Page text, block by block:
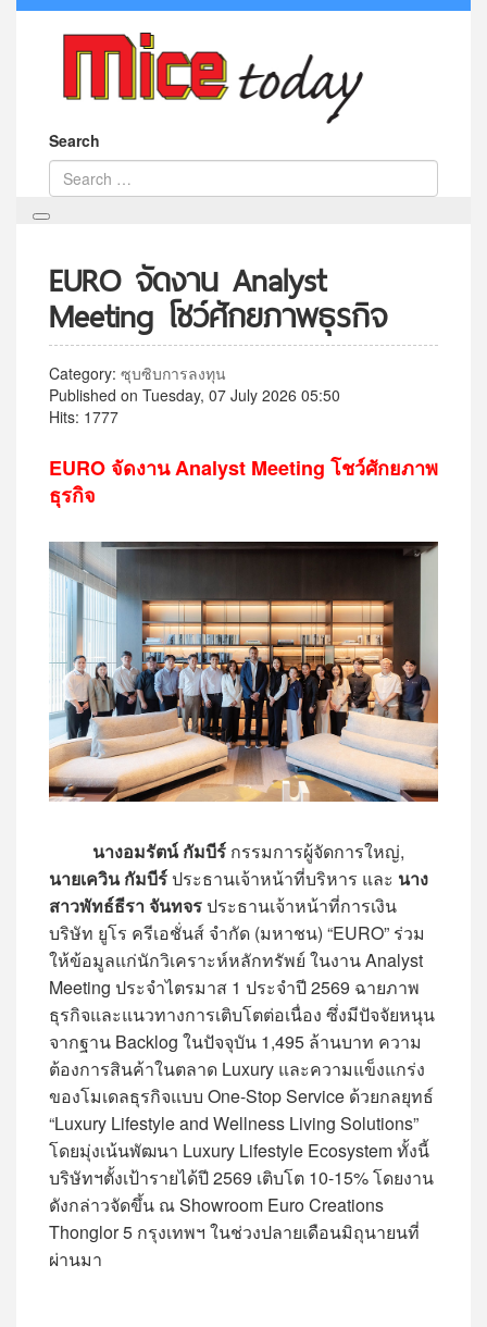
Search
EURO จัดงาน Analyst
Meeting โชว์ศักยภาพธุรกิจ
Category: ซุบซิบการลงทุน
Published on Tuesday, 07 July 2026 05:50
Hits: 1777
EURO จัดงาน Analyst Meeting โชว์ศักยภาพ
ธุรกิจ
นางอมรัตน์ กัมบีร์ กรรมการผู้จัดการใหญ่,
นายเควิน กัมบีร์ประธานเจ้าหน้าที่บริหาร และ นาง
สาวพัทธ์ธีรา จันทจรประธานเจ้าหน้าที่การเงิน
บริษัท ยูโร ครีเอชั่นส์ จำกัด (มหาชน) “EURO” ร่วม
ให้ข้อมูลแก่นักวิเคราะห์หลักทรัพย์ ในงาน Analyst
Meeting ประจำไตรมาส 1 ประจำปี 2569 ฉายภาพ
ธุรกิจและแนวทางการเติบโตต่อเนื่อง ซึ่งมีปัจจัยหนุน
จากฐาน Backlog ในปัจจุบัน 1,495 ล้านบาท ความ
ต้องการสินค้าในตลาด Luxury และความแข็งแกร่ง
ของโมเดลธุรกิจแบบ One-Stop Service ด้วยกลยุทธ์
“Luxury Lifestyle and Wellness Living Solutions”
โดยมุ่งเน้นพัฒนา Luxury Lifestyle Ecosystem ทั้งนี้
บริษัทฯตั้งเป้ารายได้ปี 2569 เติบโต 10-15% โดยงาน
ดังกล่าวจัดขึ้น ณ Showroom Euro Creations
Thonglor 5 กรุงเทพฯ ในช่วงปลายเดือนมิถุนายนที่
ผ่านมา